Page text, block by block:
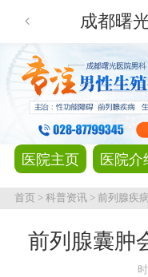
成都曙
医院主页 医院介
首页> 科普资讯> 前列腺疾病
前列腺囊肿